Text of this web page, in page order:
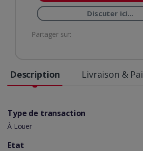
Discuter ici...
Partager sur:
Description Livraison &
Type de transaction
À Louer
Etat